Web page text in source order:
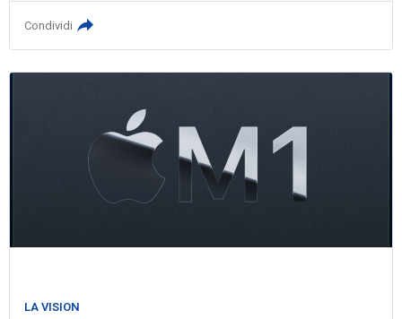
Condividi
LA VISION